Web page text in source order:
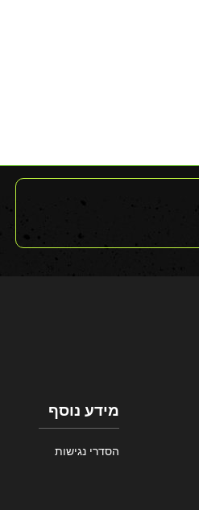
מידע נוסף
הסדרי נגישות